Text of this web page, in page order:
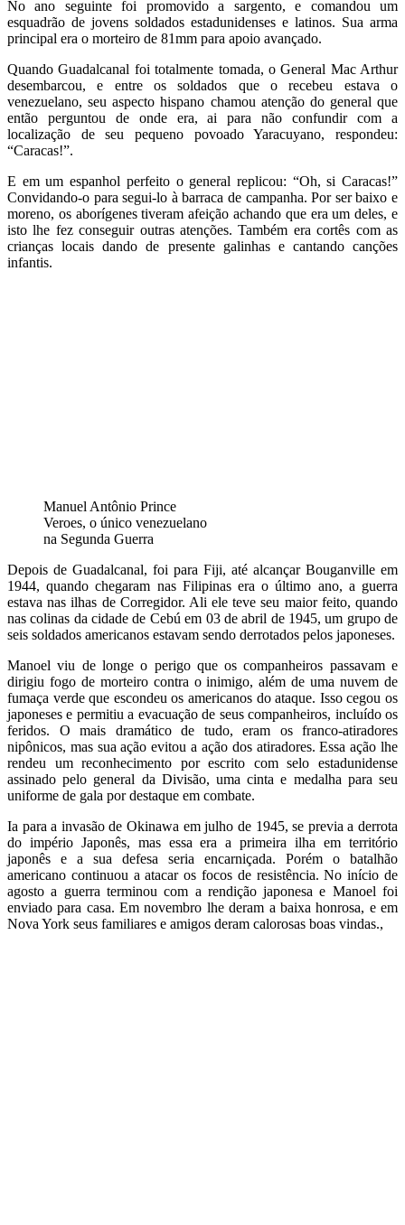
No ano seguinte foi promovido a sargento, e comandou um
esquadrão de jovens soldados estadunidenses e latinos. Sua arma
principal era o morteiro de 81mm para apoio avançado.
Quando Guadalcanal foi totalmente tomada, o General Mac Arthur
desembarcou, e entre os soldados que o recebeu estava o
venezuelano, seu aspecto hispano chamou atenção do general que
então perguntou de onde era, ai para não confundir com a
localização de seu pequeno povoado Yaracuyano, respondeu:
“Caracas!”.
E em um espanhol perfeito o general replicou: “Oh, si Caracas!”
Convidando-o para segui-lo à barraca de campanha. Por ser baixo e
moreno, os aborígenes tiveram afeição achando que era um deles, e
isto lhe fez conseguir outras atenções. Também era cortês com as
crianças locais dando de presente galinhas e cantando canções
infantis.
Manuel Antônio Prince
Veroes, o único venezuelano
na Segunda Guerra
Depois de Guadalcanal, foi para Fiji, até alcançar Bouganville em
1944, quando chegaram nas Filipinas era o último ano, a guerra
estava nas ilhas de Corregidor. Ali ele teve seu maior feito, quando
nas colinas da cidade de Cebú em 03 de abril de 1945, um grupo de
seis soldados americanos estavam sendo derrotados pelos japoneses.
Manoel viu de longe o perigo que os companheiros passavam e
dirigiu fogo de morteiro contra o inimigo, além de uma nuvem de
fumaça verde que escondeu os americanos do ataque. Isso cegou os
japoneses e permitiu a evacuação de seus companheiros, incluído os
feridos. O mais dramático de tudo, eram os franco-atiradores
nipônicos, mas sua ação evitou a ação dos atiradores. Essa ação lhe
rendeu um reconhecimento por escrito com selo estadunidense
assinado pelo general da Divisão, uma cinta e medalha para seu
uniforme de gala por destaque em combate.
Ia para a invasão de Okinawa em julho de 1945, se previa a derrota
do império Japonês, mas essa era a primeira ilha em território
japonês e a sua defesa seria encarniçada. Porém o batalhão
americano continuou a atacar os focos de resistência. No início de
agosto a guerra terminou com a rendição japonesa e Manoel foi
enviado para casa. Em novembro lhe deram a baixa honrosa, e em
Nova York seus familiares e amigos deram calorosas boas vindas.,